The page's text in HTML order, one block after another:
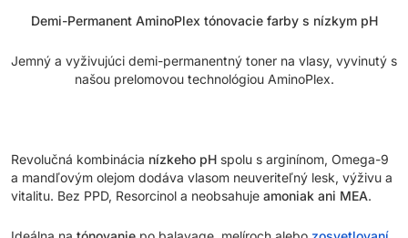
Demi-Permanent AminoPlex tónovacie farby s nízkym pH
Jemný a vyživujúci demi-permanentný toner na vlasy, vyvinutý s
našou prelomovou technológiou AminoPlex.
Revolučná kombinácia nízkeho pH spolu s arginínom, Omega-9
a mandľovým olejom dodáva vlasom neuveriteľný lesk, výživu a
vitalitu. Bez PPD, Resorcinol a neobsahuje amoniak ani MEA.